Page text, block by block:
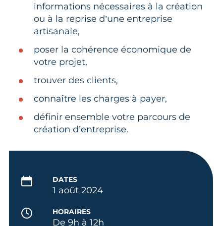
informations nécessaires à la création
ou à la reprise d’une entreprise
artisanale,
poser la cohérence économique de
votre projet,
trouver des clients,
connaître les charges à payer,
définir ensemble votre parcours de
création d’entreprise.
DATES
1 août 2024
HORAIRES
De 9h à 12h